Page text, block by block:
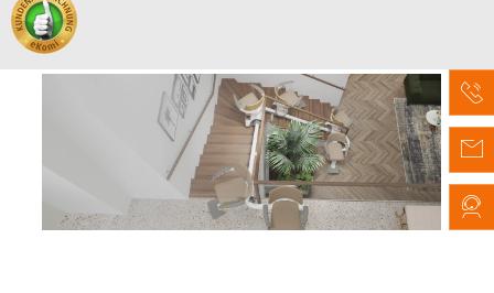
Preise
Treppenliftberatung
Über Uns & Kontakt